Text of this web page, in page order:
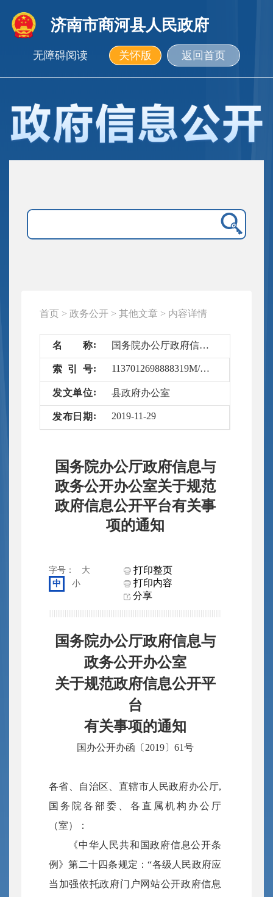
济南市商河县人民政府
无障碍阅读 关怀版 返回首页
首页 > 政务公开 > 其他文章 > 内容详情
名 称 国务院办公厅政府信息与政务公开办公室关于规范政府信息公开平台有关事项的通知
索 引 号 1137012698888319M/2019-5413797
发文单位 县政府办公室
发布 日 期 2019-11-29
国务院办公厅政府信息与
政务公开办公室关于规范
政府信息公开平台有关事
项的通知
字号：
大
中
小
打印整页
打印内容
分享
国务院办公厅政府信息与
政务公开办公室
关于规范政府信息公开平
台
有关事项的通知
国办公开办函〔2019〕61号
各省、自治区、直辖市人民政府办公厅,
国务院各部委、各直属机构办公厅
（室）：
《中华人民共和国政府信息公开条
例》第二十四条规定：“各级人民政府应
当加强依托政府门户网站公开政府信息